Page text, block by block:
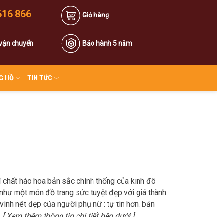
866 Giỏ hàng
chuyển Bảo hành 5 năm
HỒ TIN TỨC
chất hào hoa bản sắc chính thống của kinh đô
một món đồ trang sức tuyệt đẹp với giá thành
nét đẹp của người phụ nữ : tự tin hơn, bản